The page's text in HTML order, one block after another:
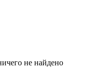
не найдено